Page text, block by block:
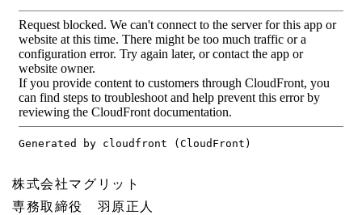
株式会社マグリット
専務取締役 羽原正人